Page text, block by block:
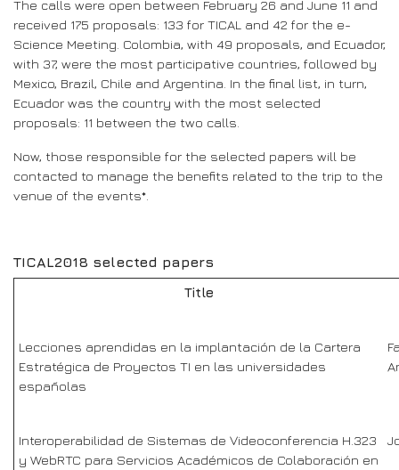
The calls were open between February 26 and June 11 and
received 175 proposals: 133 for TICAL and 42 for the e-
Science Meeting. Colombia, with 49 proposals, and Ecuador,
with 37, were the most participative countries, followed by
Mexico, Brazil, Chile and Argentina. In the final list, in turn,
Ecuador was the country with the most selected
proposals: 11 between the two calls.
Now, those responsible for the selected papers will be
contacted to manage the benefits related to the trip to the
venue of the events*.
TICAL2018 selected papers
Title
Lecciones aprendidas en la implantación de la Cartera
Estratégica de Proyectos TI en las universidades
españolas
Interoperabilidad de Sistemas de Videoconferencia H.323
y WebRTC para Servicios Académicos de Colaboración en